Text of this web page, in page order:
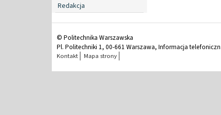
Redakcja
© Politechnika Warszawska
Pl. Politechniki 1, 00-661 Warszawa, Informacja
Kontakt Mapa strony